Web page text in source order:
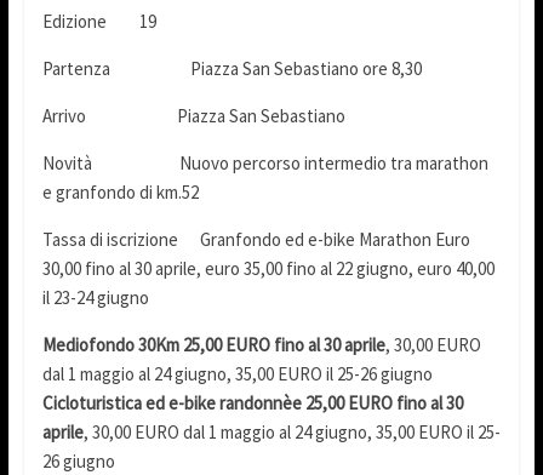
Edizione 19
Partenza Piazza San Sebastiano ore 8,30
Arrivo Piazza San Sebastiano
Novità Nuovo percorso intermedio tra marathon
e granfondo di km.52
Tassa di iscrizione Granfondo ed e-bike Marathon Euro
30,00 fino al 30 aprile, euro 35,00 fino al 22 giugno, euro 40,00
il 23-24 giugno
Mediofondo 30Km 25,00 EURO fino al 30 aprile, 30,00 EURO
dal 1 maggio al 24 giugno, 35,00 EURO il 25-26 giugno
Cicloturistica ed e-bike randonnèe 25,00 EURO fino al 30
aprile, 30,00 EURO dal 1 maggio al 24 giugno, 35,00 EURO il 25-
26 giugno